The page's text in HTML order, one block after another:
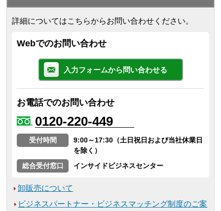
詳細についてはこちらからお問い合わせください。
Webでのお問い合わせ
入力フォームから問い合わせる
お電話でのお問い合わせ
0120-220-449
受付時間
9:00～17:30（土日祝日および当社休業日
を除く）
総合受付窓口
インサイドビジネスセンター
卸販売について
ビジネスパートナー・ビジネスマッチング制度のご案